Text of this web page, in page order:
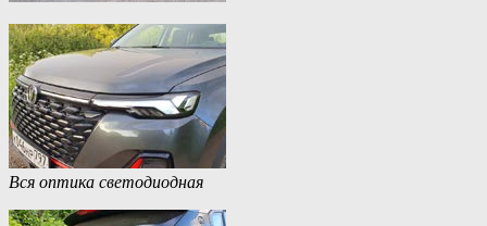
Вся оптика светодиодная